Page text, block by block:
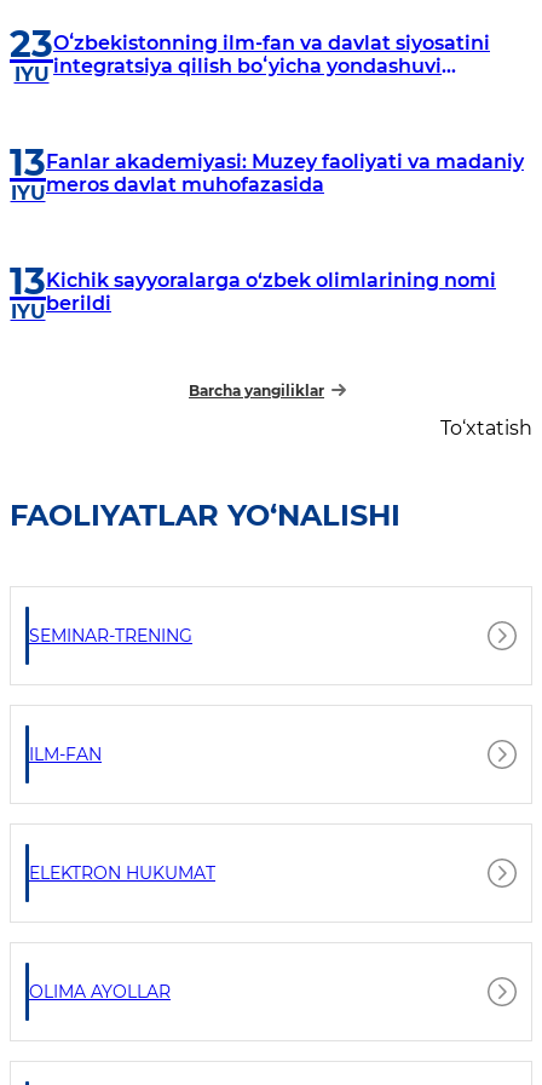
23
IYU
Oʻzbekistonning ilm-fan va davlat siyosatini
integratsiya qilish boʻyicha yondashuvi
13
IYU
Fanlar akademiyasi: Muzey faoliyati va madaniy
meros davlat muhofazasida
13
IYU
Kichik sayyoralarga o‘zbek olimlarining nomi
berildi
Barcha yangiliklar
To‘xtatish
FAOLIYATLAR YO‘NALISHI
SEMINAR-TRENING
ILM-FAN
ELEKTRON HUKUMAT
OLIMA AYOLLAR